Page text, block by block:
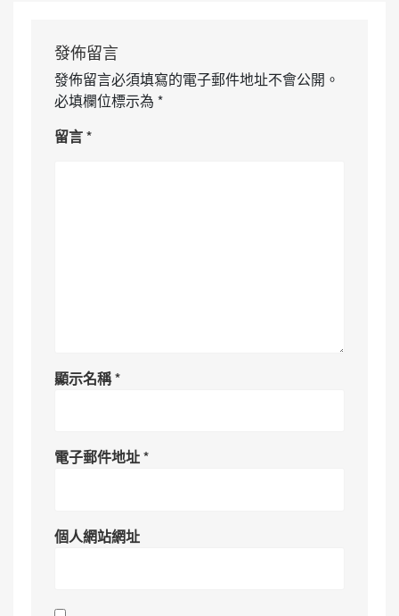
發佈留言
發佈留言必須填寫的電子郵件地址不會公開。
必填欄位標示為 *
留言*
顯示名稱*
電子郵件地址*
個人網站網址